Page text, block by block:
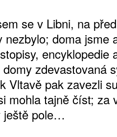
se v Libni, na
nezbylo; doma jsme
encyklopedie
zdevastovaná
Vltavě pak zavezli
mohla tajně číst; za
ještě pole…